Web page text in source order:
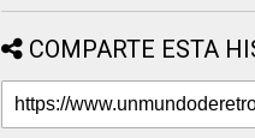
COMPARTE ESTA